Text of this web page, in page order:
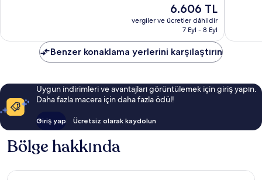
Güncel
fiyat:
6.606 TL
6.606 TL
vergiler ve ücretler dâhildir
7 Eyl - 8 Eyl
Benzer konaklama yerlerini karşılaştırın
Uygun indirimleri ve avantajları görüntülemek için giriş yapın.
Daha fazla macera için daha fazla ödül!
Giriş yap Ücretsiz olarak kaydolun
Bölge hakkında